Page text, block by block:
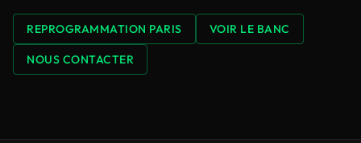
REPROGRAMMATION PARIS VOIR LE BANC
NOUS CONTACTER